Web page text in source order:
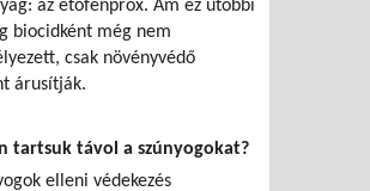
az etofenprox. Ám ez utóbbi
biocidként még nem
csak növényvédő
árusítják.
tartsuk távol a szúnyogokat?
elleni védekezés